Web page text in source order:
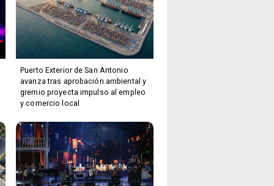
Puerto Exterior de San Antonio
avanza tras aprobación ambiental y
gremio proyecta impulso al empleo
y comercio local